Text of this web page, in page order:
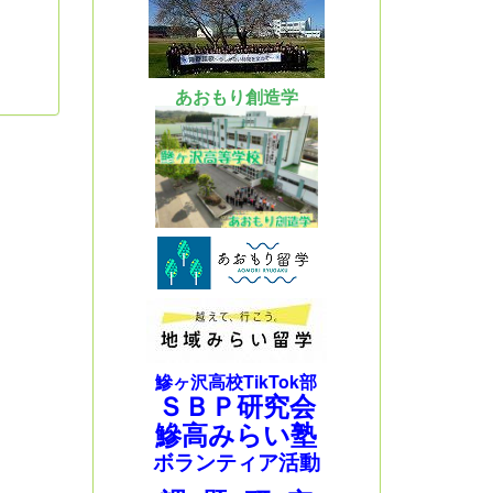
あおもり創造学
鰺ヶ沢高校TikTok部
ＳＢＰ研究会
鰺高みらい塾
ボランティア活動